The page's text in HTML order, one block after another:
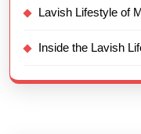
Lavish Lifestyle of
Inside the Lavish